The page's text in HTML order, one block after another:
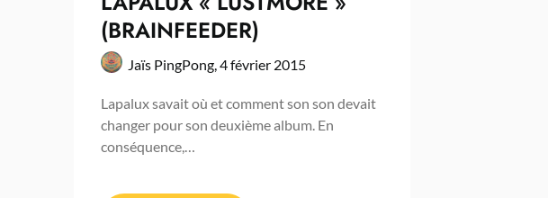
(BRAINFEEDER)
Jaïs PingPong,4 février 2015
Lapalux savait où et comment son son devait
changer pour son deuxième album. En
conséquence,…